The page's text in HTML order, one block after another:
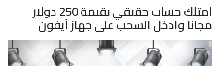
امتلك حساب حقيقي بقيمة 250 دولار
مجانا وادخل السحب على جهاز آيفون